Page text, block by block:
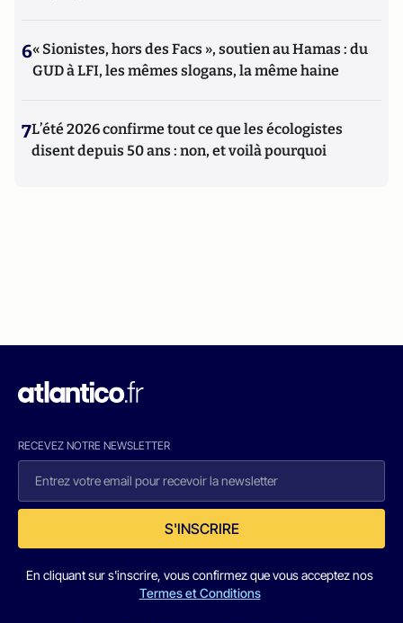
6« Sionistes, hors des Facs », soutien au Hamas : du
GUD à LFI, les mêmes slogans, la même haine
7L’été 2026 confirme tout ce que les écologistes
disent depuis 50 ans : non, et voilà pourquoi
RECEVEZ NOTRE NEWSLETTER
S'INSCRIRE
En cliquant sur s'inscrire, vous confirmez que vous acceptez nos
Termes et Conditions